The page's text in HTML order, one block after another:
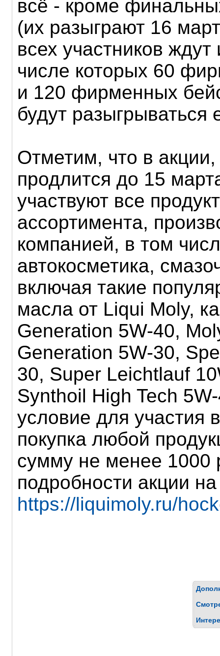
всё - кроме
(их разыграют 16
всех участников
числе которых 60
и 120 фирменных
будут разыгрываться
Отметим, что в акции,
продлится до 15
участвуют все
ассортимента,
компанией, в том
автокосметика,
включая такие
масла от Liqui Moly,
Generation 5W-40,
Generation 5W-30,
30, Super Leichtlauf
Synthoil High Tech
условие для участия
покупка любой
сумму не менее 1000
подробности акции
https://liquimoly.ru/